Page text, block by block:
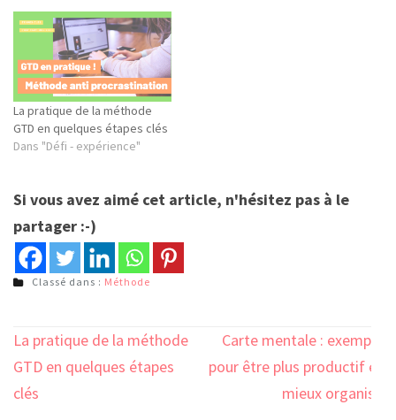
La pratique de la méthode
GTD en quelques étapes clés
Dans "Défi - expérience"
Si vous avez aimé cet article, n'hésitez pas à le
partager :-)
Classé dans : Méthode
Navigation
de
l’article
La pratique de la méthode
GTD en quelques étapes
clés
Carte mentale : exemple
pour être plus productif et
mieux organisé